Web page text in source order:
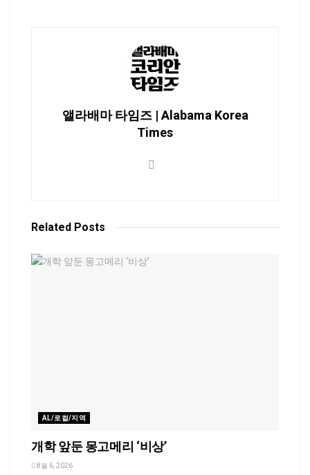
앨라배마 타임즈 | Alabama Korea
Times
Related Posts
AL/로컬/지역
개학 앞둔 몽고메리 ‘비상’
8월 6, 2026